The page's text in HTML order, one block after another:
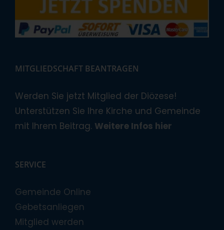
MITGLIEDSCHAFT BEANTRAGEN
Werden Sie jetzt Mitglied der Diözese!
Unterstützen Sie Ihre Kirche und Gemeinde
mit Ihrem Beitrag. Weitere Infos hier
SERVICE
Gemeinde Online
Gebetsanliegen
Mitglied werden